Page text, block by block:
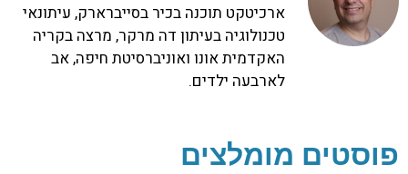
ארכיטקט תוכנה בכיר בסייברארק, עיתונאי
טכנולוגיה בעיתון דה מרקר, מרצה בקריה
האקדמית אונו ואוניברסיטת חיפה, אב
לארבעה ילדים.
פוסטים מומלצים